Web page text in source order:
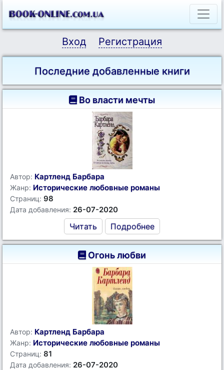
Вход Регистрация
Последние добавленные книги
Во власти мечты
Автор: Картленд Барбара
Жанр: Исторические любовные романы
Страниц: 98
Дата добавления: 26-07-2020
Читать Подробнее
Огонь любви
Автор: Картленд Барбара
Жанр: Исторические любовные романы
Страниц: 81
Дата добавления: 26-07-2020